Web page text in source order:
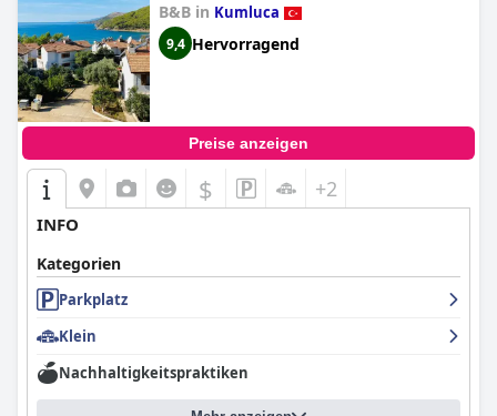
B&B in Kumluca
9,4 Hervorragend
Preise anzeigen
$ +2
INFO
Kategorien
Parkplatz
Klein
Nachhaltigkeitspraktiken